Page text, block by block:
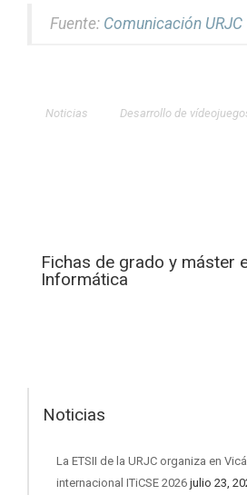
Fuente: Comunicación URJC
Noticias Desarrollo de
Fichas de grado y máster
Informática
Noticias
La ETSII de la URJC organiza en
internacional ITiCSE 2026 julio 23,